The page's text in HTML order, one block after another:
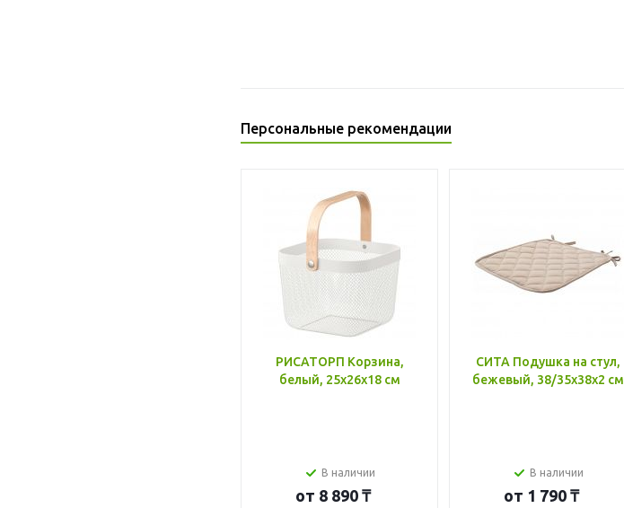
Персональные рекомендации
РИСАТОРП Корзина,
белый, 25x26x18 см
В наличии
от 8 890 ₸
СИТА Подушка на стул,
бежевый, 38/35x38x2 см
В наличии
от 1 790 ₸